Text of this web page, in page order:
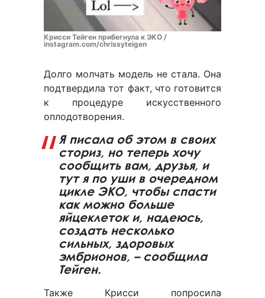
Крисси Тейген прибегнула к ЭКО /
instagram.com/chrissyteigen
Долго молчать модель не стала. Она
подтвердила тот факт, что готовится
к процедуре искусственного
оплодотворения.
Я писала об этом в своих
сториз, но теперь хочу
сообщить вам, друзья, и
тут я по уши в очередном
цикле ЭКО, чтобы спасти
как можно больше
яйцеклеток и, надеюсь,
создать несколько
сильных, здоровых
эмбрионов, – сообщила
Тейген.
Также Крисси попросила